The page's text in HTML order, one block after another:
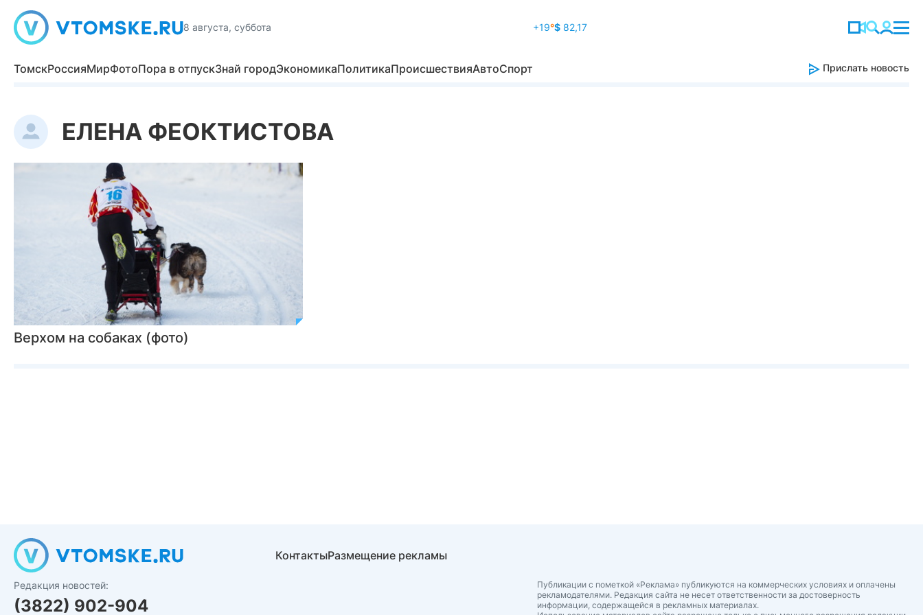
8 августа, суббота +19°$82,17
ТомскРоссияМирФотоПора в отпускЗнай городЭкономикаПолитикаПроисшествияАвтоСпорт Прислать новость
ЕЛЕНА ФЕОКТИСТОВА
Верхом на собаках (фото)
Редакция новостей:
(3822) 902-904
КонтактыРазмещение рекламы
Публикации с пометкой «Реклама» публикуются на коммерческих условиях и оплачены
рекламодателями. Редакция сайта не несет ответственности за достоверность
информации, содержащейся в рекламных материалах.